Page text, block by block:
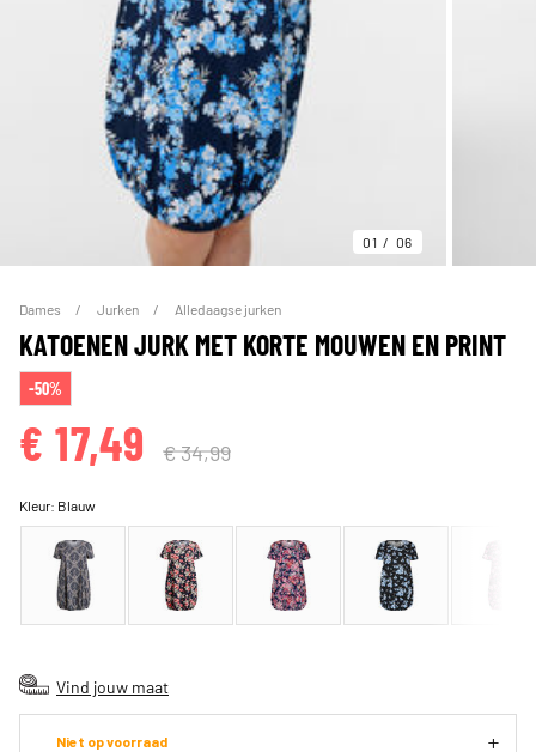
01 06
Dames Jurken Alledaagse jurken
KATOENEN JURK MET KORTE MOUWEN EN PRINT
-50%
€ 17,49 € 34,99
Kleur: Blauw
Vind jouw maat
Niet op voorraad